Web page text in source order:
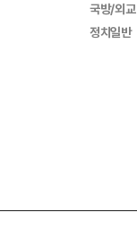
국방/외교
정치일반